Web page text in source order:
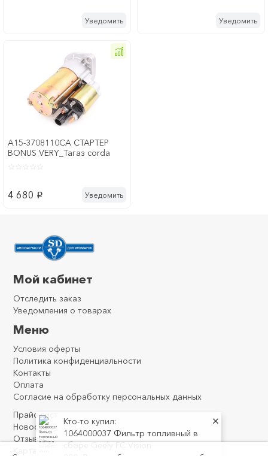
Уведомить Уведомить
A15-3708110CA СТАРТЕР
BONUS VERY_Тагаз corda
4 680 p Уведомить
Мой кабинет
Отследить заказ
Уведомления о товарах
Меню
Условия оферты
Политика конфиденциальности
Контакты
Оплата
Согласие на обработку персональных данных
Прайс-лист
Новости
Отзывы
Кто-то купил:
1064000037 Фильтр топливный в
сборе Geely FC Vision